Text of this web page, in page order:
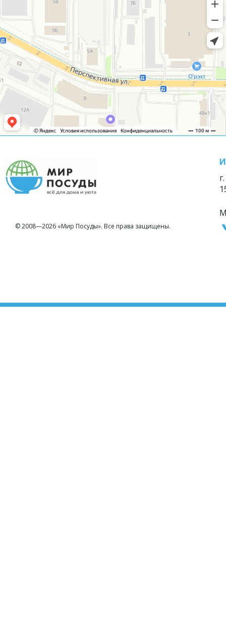
© 2008—2026 «Мир Посуды». Все права защищены.